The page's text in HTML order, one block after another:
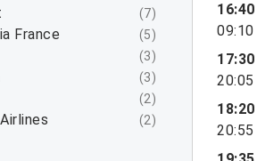
(7)
France (5)
(3)
(3)
(2)
(2)
16:40
09:10
17:30
20:05
18:20
20:55